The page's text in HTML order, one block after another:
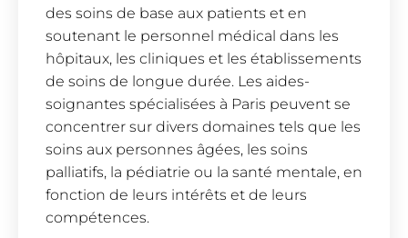
des soins de base aux patients et en
soutenant le personnel médical dans les
hôpitaux, les cliniques et les établissements
de soins de longue durée. Les aides-
soignantes spécialisées à Paris peuvent se
concentrer sur divers domaines tels que les
soins aux personnes âgées, les soins
palliatifs, la pédiatrie ou la santé mentale, en
fonction de leurs intérêts et de leurs
compétences.